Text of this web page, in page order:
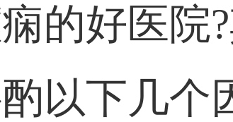
的好医院
以下几个